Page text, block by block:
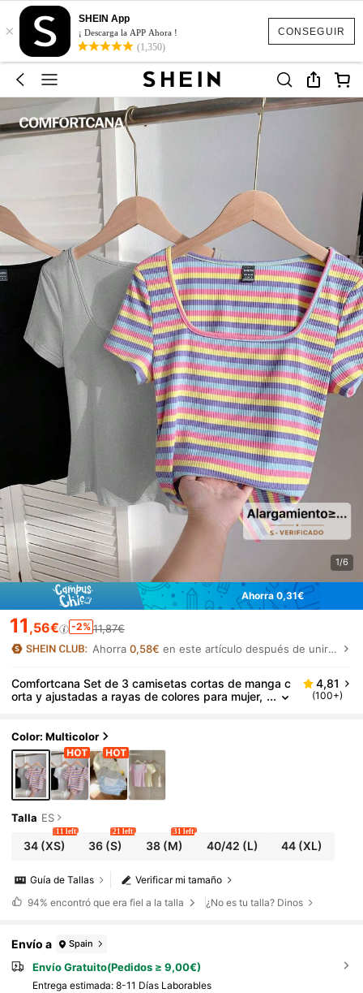
CONSEGUIR
×
SHEIN App
¡ Descarga la APP Ahora !
(1,350)
1/6
Ahorra 0,31€
11 ,56€ -2% 11,87€
Ahorra 0,58€ en este artículo después de unirte.
Comfortcana Set de 3 camisetas cortas de manga c
orta y ajustadas a rayas de colores para mujer,
4,81
(100+)
Color: Multicolor
Talla ES
34(XS)
11 left
36 (S)
21 left
38(M)
31 left
40/42 (L) 44 (XL)
Verificar mi tamaño
Guía de Tallas
94% encontró que era fiel a la talla ¿No es tu talla? Dinos
Envío a Spain
Envío Gratuito(Pedidos ≥ 9,00€)
Entrega estimada: 8-11 Días Laborables